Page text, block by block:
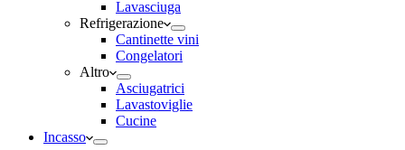
Lavasciuga
Refrigerazione
Cantinette vini
Congelatori
Altro
Asciugatrici
Lavastoviglie
Cucine
Incasso